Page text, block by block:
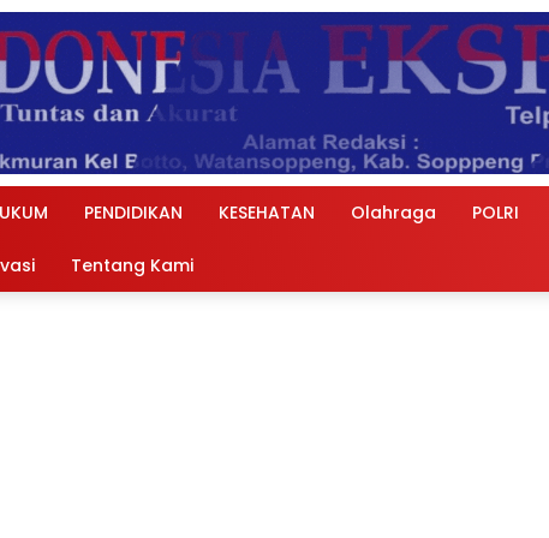
PENDIDIKAN KESEHATAN Olahraga POLRI
Tentang Kami